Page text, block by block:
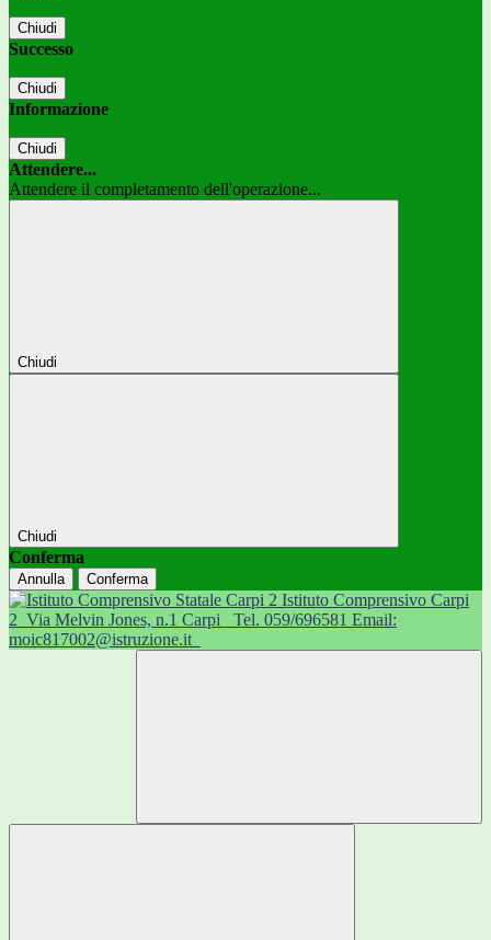
Chiudi
Successo
Chiudi
Informazione
Chiudi
Attendere...
Attendere il completamento dell'operazione...
Chiudi
Chiudi
Conferma
Annulla Conferma
Istituto Comprensivo Carpi
2 Via Melvin Jones, n.1 Carpi
Tel. 059/696581 Email:
moic817002@istruzione.it